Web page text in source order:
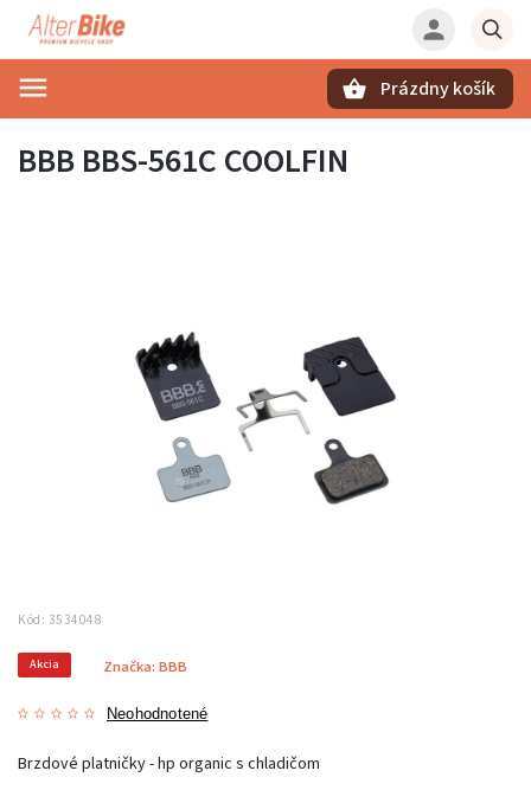
Prázdny košík
BBB BBS-561C COOLFIN
Kód: 3534048
Akcia
Neohodnotené
Značka: BBB
Brzdové platničky - hp organic s chladičom